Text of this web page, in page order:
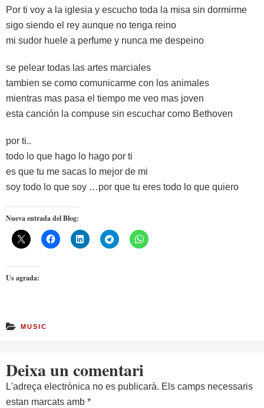
Por ti voy a la iglesia y escucho toda la misa sin dormirme
sigo siendo el rey aunque no tenga reino
mi sudor huele a perfume y nunca me despeino
se pelear todas las artes marciales
tambien se como comunicarme con los animales
mientras mas pasa el tiempo me veo mas joven
esta canción la compuse sin escuchar como Bethoven
por ti..
todo lo que hago lo hago por ti
es que tu me sacas lo mejor de mi
soy todo lo que soy …por que tu eres todo lo que quiero
Nueva entrada del Blog:
Us agrada:
MUSIC
Deixa un comentari
L'adreça electrònica no es publicarà. Els camps necessaris
estan marcats amb *